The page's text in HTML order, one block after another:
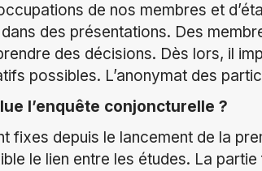
de nos membres et
des présentations. Des
des décisions. Dès lors, il
possibles. L’anonymat des
l’enquête conjoncturelle ?
fixes depuis le lancement de la
le lien entre les études. La